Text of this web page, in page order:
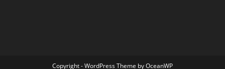
Copyright - WordPress Theme by OceanWP